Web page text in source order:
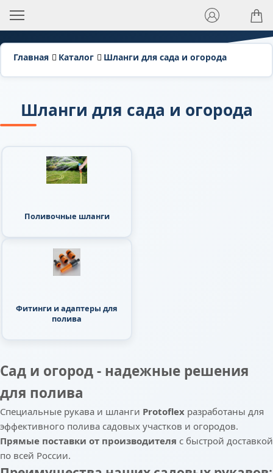
Главная Каталог Шланги для сада и огорода
Шланги для сада и огорода
Поливочные шланги
Фитинги и адаптеры для
полива
Сад и огород - надежные решения
для полива
Специальные рукава и шланги Protoflex разработаны для
эффективного полива садовых участков и огородов.
Прямые поставки от производителя с быстрой доставкой
по всей России.